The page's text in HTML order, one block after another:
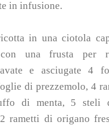
in infusione.
in una ciotola
una frusta per
e asciugate 4
di prezzemolo, 4
di menta, 5 steli
rametti di origano